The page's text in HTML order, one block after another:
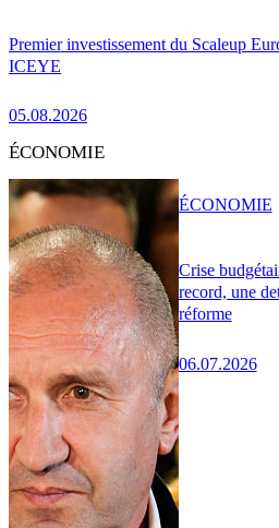
Premier investissement du Scaleup
ICEYE
05.08.2026
ÉCONOMIE
Crise
record, une
réforme
06.07.2026
ÉCONOMIE